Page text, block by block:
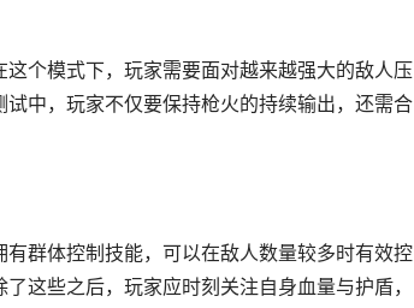
个模式下，玩家需要面对越来越强大的敌人压
中，玩家不仅要保持枪火的持续输出，还需合
群体控制技能，可以在敌人数量较多时有效控
这些之后，玩家应时刻关注自身血量与护盾，